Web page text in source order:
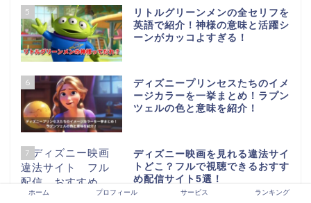
5
リトルグリーンメンの全セリフを
英語で紹介！神様の意味と活躍シ
ーンがカッコよすぎる！
6
ディズニープリンセスたちのイメ
ージカラーを一挙まとめ！ラプン
ツェルの色と意味を紹介！
7
ディズニー映画を見れる違法サイ
トどこ？フルで視聴できるおすす
め配信サイト5選！
ホーム プロフィール サービス ランキング